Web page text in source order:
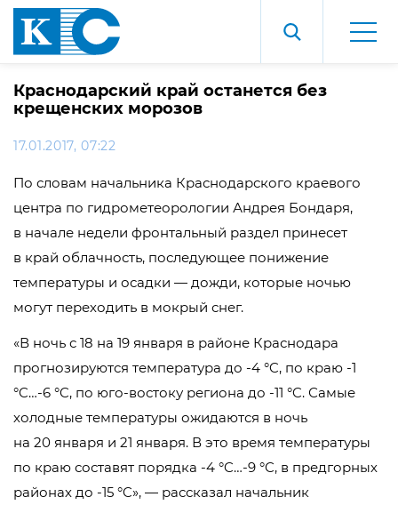
Краснодарский край останется без
крещенских морозов
17.01.2017, 07:22
По словам начальника Краснодарского краевого
центра по гидрометеорологии Андрея Бондаря,
в начале недели фронтальный раздел принесет
в край облачность, последующее понижение
температуры и осадки — дожди, которые ночью
могут переходить в мокрый снег.
«В ночь с 18 на 19 января в районе Краснодара
прогнозируются температура до -4 °C, по краю -1
°C…-6 °C, по юго-востоку региона до -11 °C. Самые
холодные температуры ожидаются в ночь
на 20 января и 21 января. В это время температуры
по краю составят порядка -4 °C…-9 °C, в предгорных
районах до -15 °C», — рассказал начальник